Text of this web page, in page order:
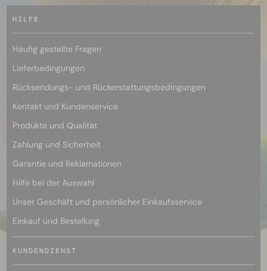
HILFE
Häufig gestellte Fragen
Lieferbedingungen
Rücksendungs- und Rückerstattungsbedingungen
Kontakt und Kundenservice
Produkte und Qualität
Zahlung und Sicherheit
Garantie und Reklamationen
Hilfe bei der Auswahl
Unser Geschäft und persönlicher Einkaufsservice
Einkauf und Bestellung
KUNDENDIENST